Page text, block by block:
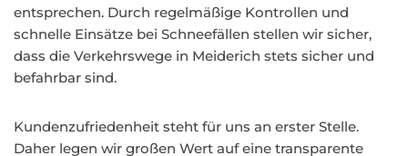
entsprechen. Durch regelmäßige Kontrollen und
schnelle Einsätze bei Schneefällen stellen wir sicher,
dass die Verkehrswege in Meiderich stets sicher und
befahrbar sind.
Kundenzufriedenheit steht für uns an erster Stelle.
Daher legen wir großen Wert auf eine transparente